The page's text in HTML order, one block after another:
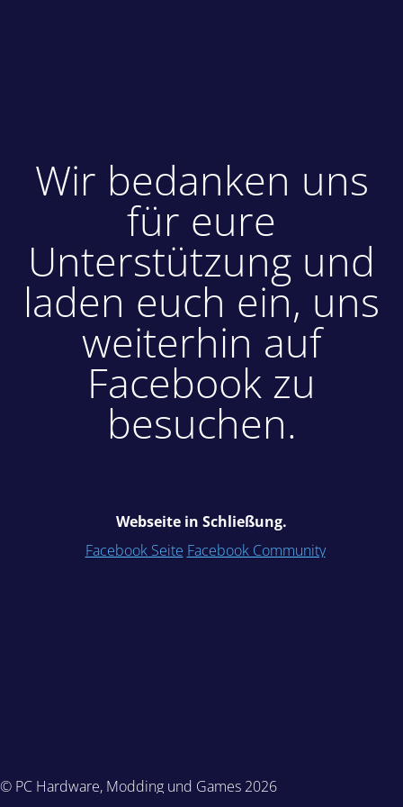
Wir bedanken uns
für eure
Unterstützung und
laden euch ein, uns
weiterhin auf
Facebook zu
besuchen.
Webseite in Schließung.
Facebook Seite Facebook Community
© PC Hardware, Modding und Games 2026